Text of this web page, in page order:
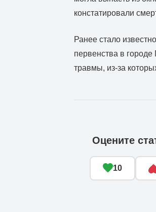
констатировали
Ранее стало
первенства в
травмы, из-за
Оцените
10